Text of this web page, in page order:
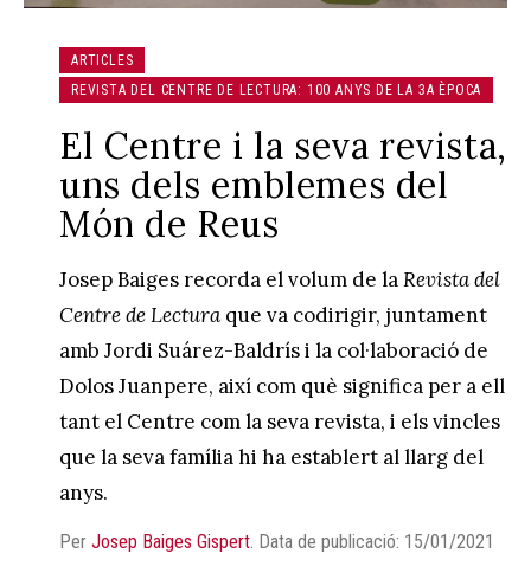
ARTICLES
REVISTA DEL CENTRE DE LECTURA: 100 ANYS DE LA 3A ÈPOCA
El Centre i la seva revista,
uns dels emblemes del
Món de Reus
Josep Baiges recorda el volum de laRevista del
Centre de Lectura que va codirigir, juntament
amb Jordi Suárez-Baldrís i la col·laboració de
Dolos Juanpere, així com què significa per a ell
tant el Centre com la seva revista, i els vincles
que la seva família hi ha establert al llarg del
anys.
Per Josep Baiges Gispert Data de publicació: 15/01/2021